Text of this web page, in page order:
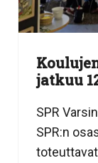
jatkuu
SPR
SPR:n